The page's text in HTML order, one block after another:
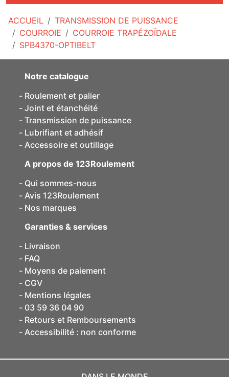
ACCUEIL
TRANSMISSION DE PUISSANCE
COURROIE
COURROIE TRAPÉZOÏDALE
SPB4370-OPTIBELT
Notre catalogue
Roulement et palier
Joint et étanchéité
Transmission de puissance
Lubrifiant et adhésif
Accessoire et outillage
A propos de 123Roulement
Qui sommes-nous
Avis 123Roulement
Nos marques
Garanties & services
Livraison
FAQ
Moyens de paiement
CGV
Mentions légales
03 59 36 04 90
Retours et Remboursements
Accessibilité : non conforme